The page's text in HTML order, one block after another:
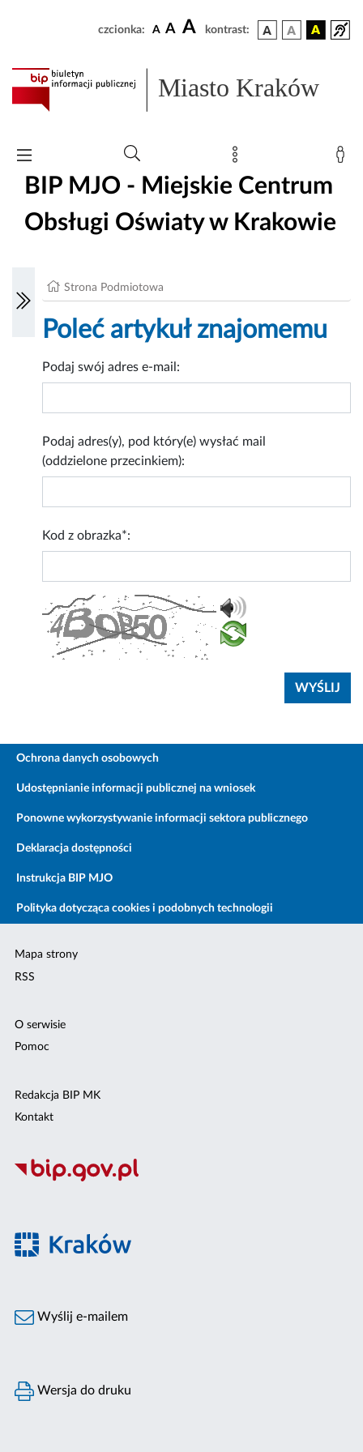
czcionka: A A A kontrast:
Miasto Kraków
BIP MJO - Miejskie Centrum
Obsługi Oświaty w Krakowie
Strona Podmiotowa
Poleć artykuł znajomemu
Podaj swój adres e-mail:
Podaj adres(y), pod który(e) wysłać mail
(oddzielone przecinkiem):
Kod z obrazka*:
Ochrona danych osobowych
Udostępnianie informacji publicznej na wniosek
Ponowne wykorzystywanie informacji sektora publicznego
Deklaracja dostępności
Instrukcja BIP MJO
Polityka dotycząca cookies i podobnych technologii
Mapa strony
RSS
O serwisie
Pomoc
Redakcja BIP MK
Kontakt
Wyślij e-mailem
Wersja do druku